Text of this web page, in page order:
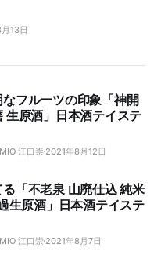
13日
フルーツの印象「神開
生原酒」日本酒テイステ
江口崇 2021年8月12日
「不老泉 山廃仕込 純米
生原酒」日本酒テイステ
江口崇 2021年8月7日